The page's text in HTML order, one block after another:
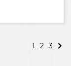
1 2 3